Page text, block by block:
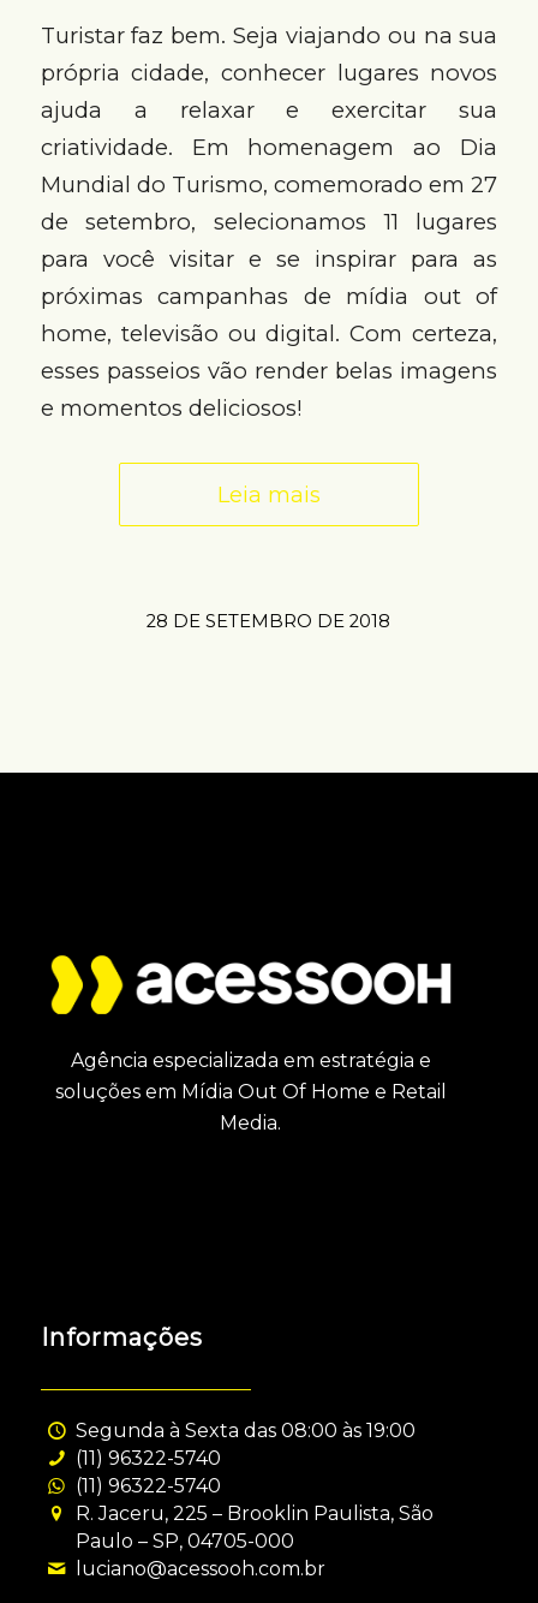
Turistar faz bem. Seja viajando ou na sua
própria cidade, conhecer lugares novos
ajuda a relaxar e exercitar sua
criatividade. Em homenagem ao Dia
Mundial do Turismo, comemorado em 27
de setembro, selecionamos 11 lugares
para você visitar e se inspirar para as
próximas campanhas de mídia out of
home, televisão ou digital. Com certeza,
esses passeios vão render belas imagens
e momentos deliciosos!
Leia mais
28 DE SETEMBRO DE 2018
Agência especializada em estratégia e
soluções em Mídia Out Of Home e Retail
Media.
Informações
Segunda à Sexta das 08:00 às 19:00
(11) 96322-5740
(11) 96322-5740
R. Jaceru, 225 – Brooklin Paulista, São
Paulo – SP, 04705-000
luciano@acessooh.com.br